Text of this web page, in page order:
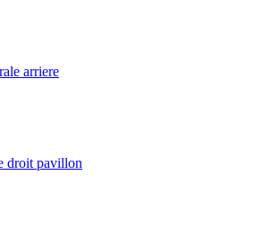
arriere
droit pavillon